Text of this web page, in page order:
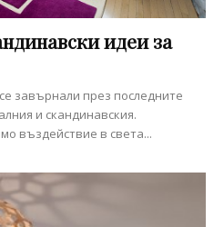
идеи за
завърнали през последните
и скандинавския.
въздействие в света...